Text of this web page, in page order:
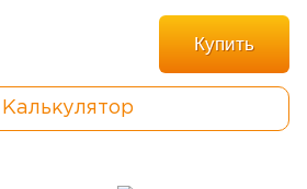
Купить
Калькулятор